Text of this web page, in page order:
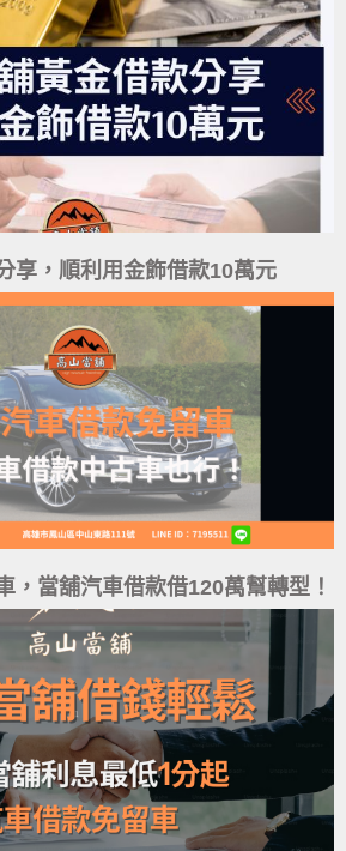
享，順利用金飾借款10萬元
，當舖汽車借款借120萬幫轉型！